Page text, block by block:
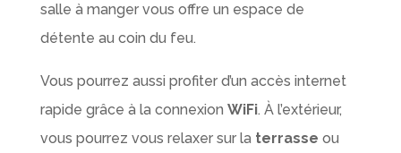
salle à manger vous offre un espace de
détente au coin du feu.
Vous pourrez aussi profiter d’un accès internet
rapide grâce à la connexion WiFi. À l’extérieur,
vous pourrez vous relaxer sur la terrasse ou